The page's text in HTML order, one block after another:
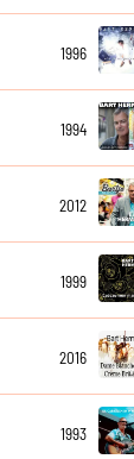
1996
1994
2012
1999
2016
1993